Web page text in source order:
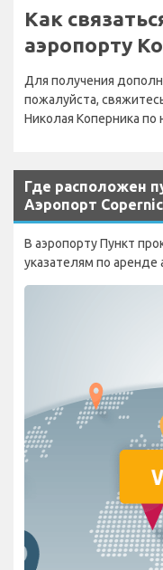
Как
аэропорту
Для получения
пожалуйста,
Николая Коперника по
Где расположен
Аэропорт
В аэропорту Пункт
указателям по аренде